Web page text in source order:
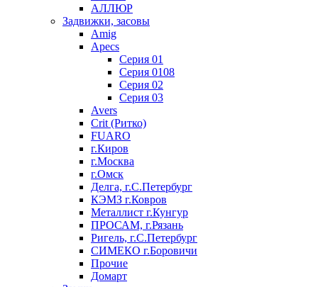
АЛЛЮР
Задвижки, засовы
Amig
Apecs
Серия 01
Серия 0108
Серия 02
Серия 03
Avers
Crit (Ритко)
FUARO
г.Киров
г.Москва
г.Омск
Делга, г.С.Петербург
КЭМЗ г.Ковров
Металлист г.Кунгур
ПРОСАМ, г.Рязань
Ригель, г.С.Петербург
СИМЕКО г.Боровичи
Прочие
Домарт